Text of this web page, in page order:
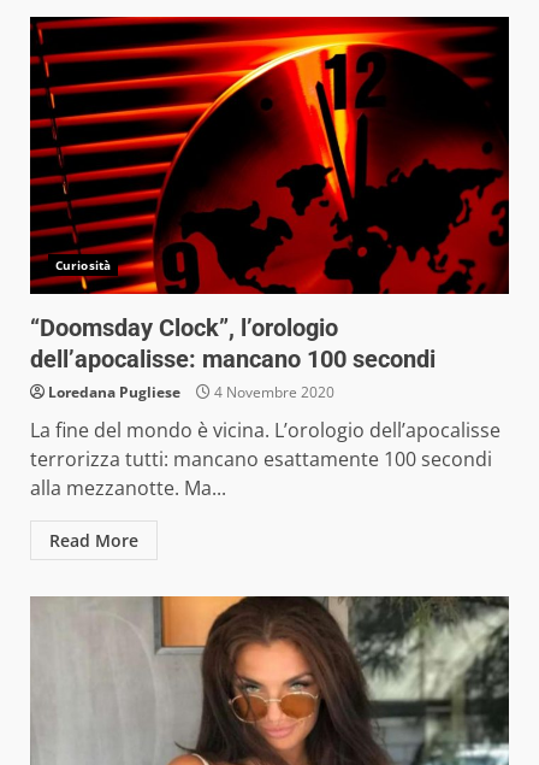
Curiosità
“Doomsday Clock”, l’orologio
dell’apocalisse: mancano 100 secondi
Loredana Pugliese 4 Novembre 2020
La fine del mondo è vicina. L’orologio dell’apocalisse
terrorizza tutti: mancano esattamente 100 secondi
alla mezzanotte. Ma...
Read More